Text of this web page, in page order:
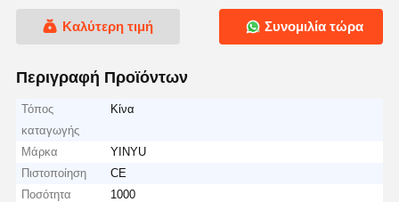
Καλύτερη τιμή Συνομιλία τώρα
Περιγραφή Προϊόντων
Τόπος
καταγωγής
Κίνα
Μάρκα
YINYU
Πιστοποίηση
CE
Ποσότητα
1000